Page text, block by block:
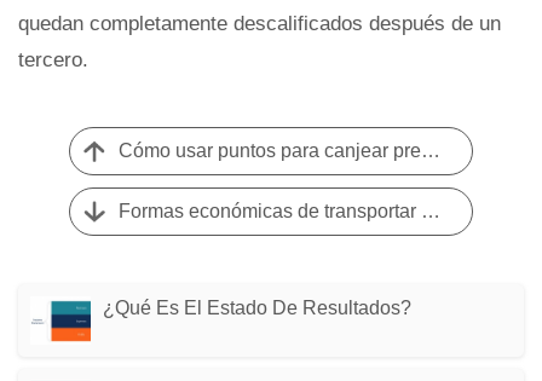
quedan completamente descalificados después de un
tercero.
Cómo usar puntos para canjear premios
Formas económicas de transportar mascotas
¿Qué Es El Estado De Resultados?